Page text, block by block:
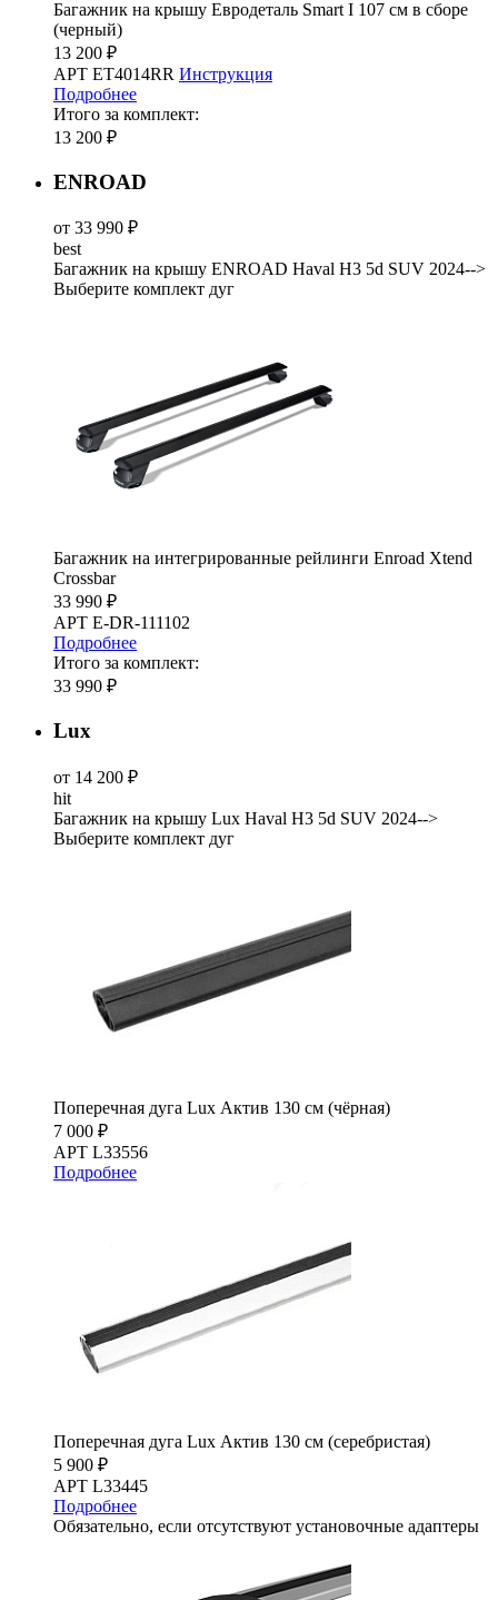
Багажник на крышу Евродеталь Smart I 107 см в сборе
(черный)
13 200 ₽
АРТ ET4014RR Инструкция
Подробнее
Итого за комплект:
13 200 ₽
ENROAD
от 33 990 ₽
best
Багажник на крышу ENROAD Haval H3 5d SUV 2024-->
Выберите комплект дуг
Багажник на интегрированные рейлинги Enroad Xtend
Crossbar
33 990 ₽
АРТ E-DR-111102
Подробнее
Итого за комплект:
33 990 ₽
Lux
от 14 200 ₽
hit
Багажник на крышу Lux Haval H3 5d SUV 2024-->
Выберите комплект дуг
Поперечная дуга Lux Актив 130 см (чёрная)
7 000 ₽
АРТ L33556
Подробнее
Поперечная дуга Lux Актив 130 см (серебристая)
5 900 ₽
АРТ L33445
Подробнее
Обязательно, если отсутствуют установочные адаптеры